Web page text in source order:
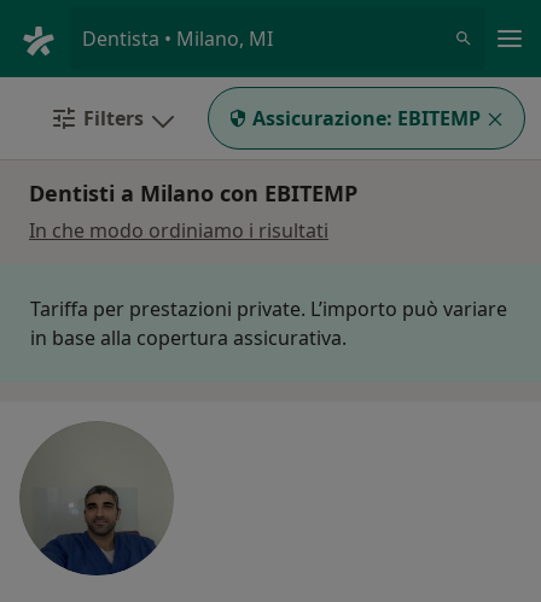
Dentista • Milano, MI
Filters Assicurazione: EBITEMP
Dentisti a Milano con EBITEMP
In che modo ordiniamo i risultati
Tariffa per prestazioni private. L’importo può variare
in base alla copertura assicurativa.